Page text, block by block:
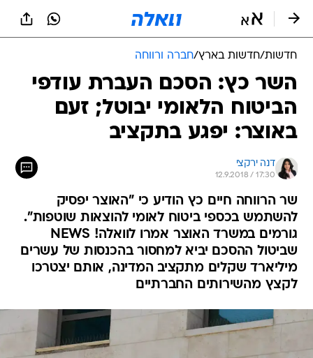
חדשות/חדשות בארץ/חברה ורווחה
השר כץ: הסכם העברת עודפי
הביטוח הלאומי יבוטל; זעם
באוצר: יפגע בתקציב
דנה ירקצי
12.9.2018 / 17:30
שר הרווחה חיים כץ הודיע כי "האוצר יפסיק
להשתמש בכספי ביטוח לאומי להוצאות שוטפות".
גורמים במשרד האוצר אמרו לוואלה! NEWS
שביטול ההסכם יביא למחסור בהכנסות של עשרים
מיליארד שקלים מתקציב המדינה, אותם יצטרכו
לקצץ מהשירותים החברתיים